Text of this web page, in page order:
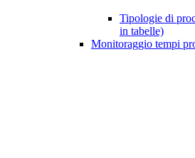
Tipologie di
in tabelle)
Monitoraggio tempi